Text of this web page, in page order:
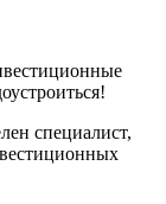
специалист,